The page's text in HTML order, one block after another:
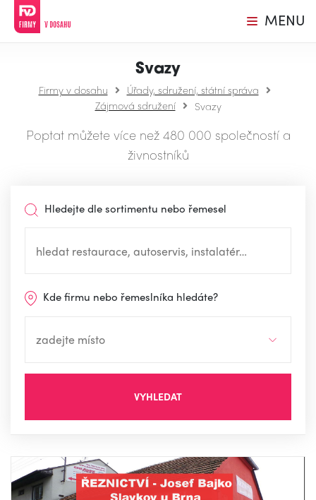
MENU
Svazy
Firmy v dosahu
Úřady, sdružení, státní správa
Zájmová sdružení
Svazy
Poptat můžete více než 480 000 společností a
živnostníků
Hledejte dle sortimentu nebo řemesel
Kde firmu nebo řemeslníka hledáte?
VYHLEDAT